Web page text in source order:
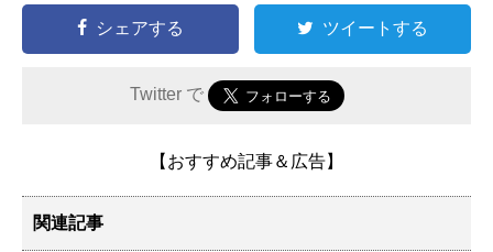
シェアする ツイートする
Twitter で
【おすすめ記事＆広告】
関連記事